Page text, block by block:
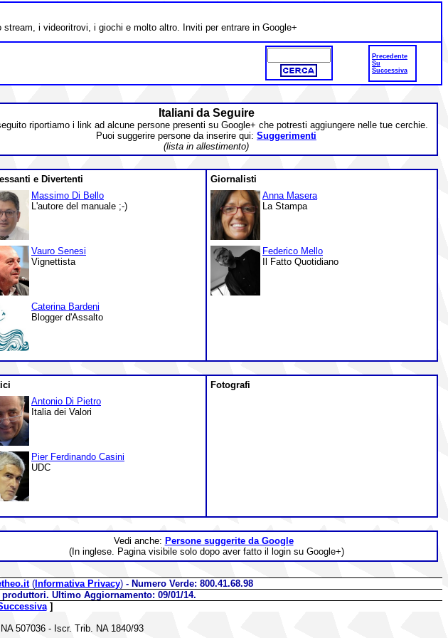
i videoritrovi, i giochi e molto altro. Inviti per entrare in Google+
Precedente
Su
Successiva
Italiani da Seguire
riportiamo i link ad alcune persone presenti su Google+ che potresti aggiungere nelle tue cerchie.
Puoi suggerire persone da inserire qui: Suggerimenti
(lista in allestimento)
e Divertenti
Massimo Di Bello
L'autore del manuale ;-)
Vauro Senesi
Vignettista
Caterina Bardeni
Blogger d'Assalto
Giornalisti
Anna Masera
La Stampa
Federico Mello
Il Fatto Quotidiano
Antonio Di Pietro
Italia dei Valori
Pier Ferdinando Casini
UDC
Fotografi
Vedi anche: Persone suggerite da Google
(In inglese. Pagina visibile solo dopo aver fatto il login su Google+)
( Informativa Privacy) - Numero Verde: 800.41.68.98
Ultimo Aggiornamento: 09/01/14.
]
507036 - Iscr. Trib. NA 1840/93